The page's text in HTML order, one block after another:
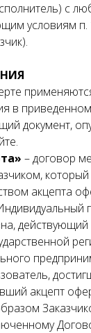
с
условиям п.
в
документ,
– договор
который
акцепта
акцепт